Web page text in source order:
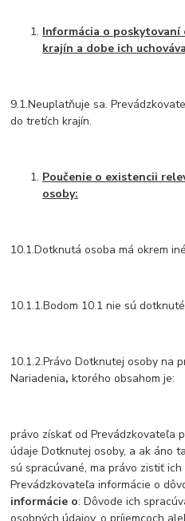
Informácia o
krajín a dobe ich
9.1.Neuplatňuje sa.
do tretích krajín.
Poučenie o existencii
osoby:
10.1.Dotknutá osoba má okrem
10.1.1.Bodom 10.1 nie sú
10.1.2.Právo Dotknutej osoby na
Nariadenia,ktorého obsahom je:
právo získať od Prevádzkovateľa
údaje Dotknutej osoby, a ak áno
sú spracúvané, ma právo zistiť
Prevádzkovateľa informácie o
informácie o: Dôvode ich